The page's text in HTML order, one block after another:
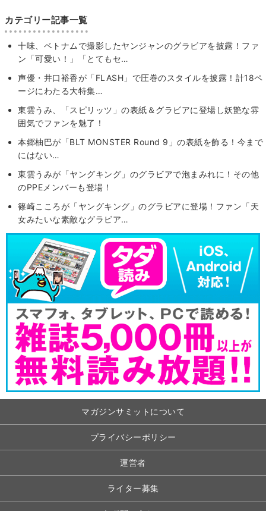
カテゴリー記事一覧
十味、ベトナムで撮影したヤンジャンのグラビアを披露！ファ
ン「可愛い！」「とてもセ…
声優・井口裕香が「FLASH」で圧巻のスタイルを披露！計18ペ
ージにわたる大特集…
東雲うみ、「スピリッツ」の表紙＆グラビアに登場し妖艶な雰
囲気でファンを魅了！
本郷柚巴が「BLT MONSTER Round 9」の表紙を飾る！今まで
にはない…
東雲うみが「ヤングキング」のグラビアで泡まみれに！その他
のPPEメンバーも登場！
篠崎こころが「ヤングキング」のグラビアに登場！ファン「天
女みたいな素敵なグラビア…
マガジンサミットについて
プライバシーポリシー
運営者
ライター募集